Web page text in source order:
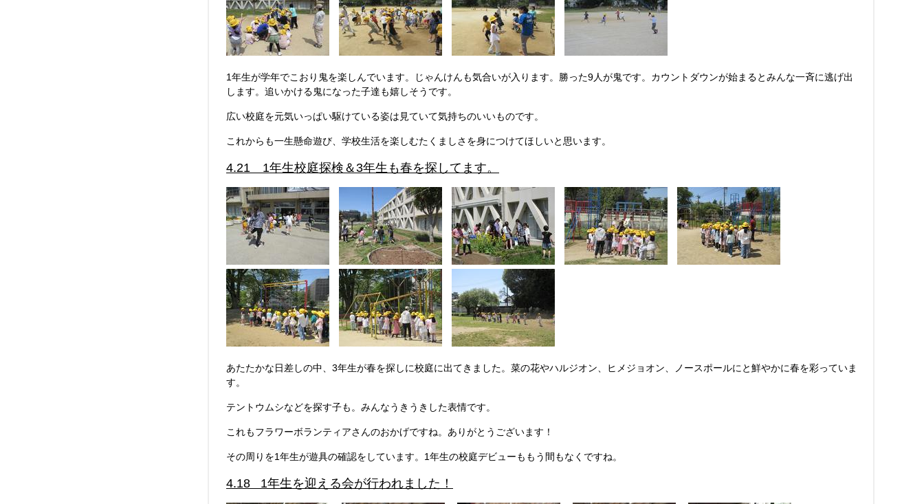
1年生が学年でこおり鬼を楽しんでいます。じゃんけんも気合いが入ります。勝った9人が鬼です。カウントダウンが始まるとみんな一斉に逃げ出
します。追いかける鬼になった子達も嬉しそうです。
広い校庭を元気いっぱい駆けている姿は見ていて気持ちのいいものです。
これからも一生懸命遊び、学校生活を楽しむたくましさを身につけてほしいと思います。
4.21 1年生校庭探検＆3年生も春を探してます。
あたたかな日差しの中、3年生が春を探しに校庭に出てきました。菜の花やハルジオン、ヒメジョオン、ノースポールにと鮮やかに春を彩っていま
す。
テントウムシなどを探す子も。みんなうきうきした表情です。
これもフラワーボランティアさんのおかげですね。ありがとうございます！
その周りを1年生が遊具の確認をしています。1年生の校庭デビューももう間もなくですね。
4.18 1年生を迎える会が行われました！